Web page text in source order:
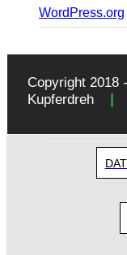
WordPress.org
Copyright 2018
Kupferdreh
|